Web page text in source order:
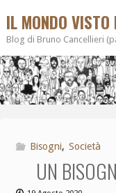
IL MONDO VISTO
Blog di Bruno Cancellieri
Bisogni, Società
UN